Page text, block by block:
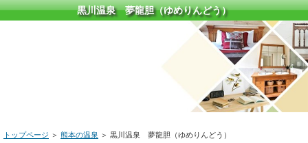
黒川温泉 夢龍胆（ゆめりんどう）
トップページ ＞ 熊本の温泉 ＞ 黒川温泉 夢龍胆（ゆめりんどう）